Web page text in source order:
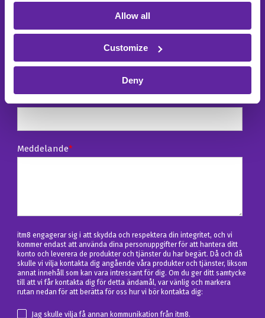
Allow all
Customize
Deny
Meddelande*
itm8 engagerar sig i att skydda och respektera din integritet, och vi
kommer endast att använda dina personuppgifter för att hantera ditt
konto och leverera de produkter och tjänster du har begärt. Då och då
skulle vi vilja kontakta dig angående våra produkter och tjänster, liksom
annat innehåll som kan vara intressant för dig. Om du ger ditt samtycke
till att vi får kontakta dig för detta ändamål, var vänlig och markera
rutan nedan för att berätta för oss hur vi bör kontakta dig:
Jag skulle vilja få annan kommunikation från itm8.